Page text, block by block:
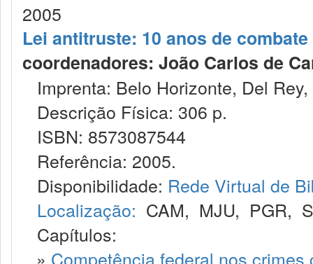
2005
Lei antitruste: 10 anos de
coordenadores: João Carlos de
Imprenta: Belo Horizonte, Del
Descrição Física: 306 p.
ISBN: 8573087544
Referência: 2005.
Disponibilidade: Rede Virtual de
Localização: CAM, MJU, PGR,
Capítulos:
» Competência federal nos